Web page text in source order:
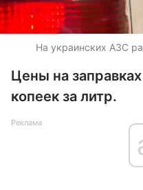
На украинских АЗС
Цены на
копеек за литр.
Реклама